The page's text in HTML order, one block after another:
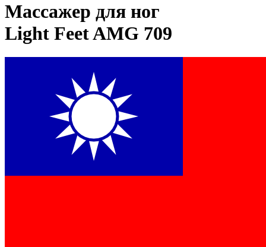
Массажер для ног
Light Feet AMG 709